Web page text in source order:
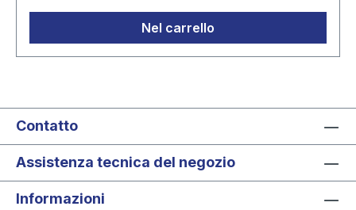
x 36 x 36 x 19,5 cm1 x 41 x 41 x 19,5 cm
Nel carrello
Contatto
Assistenza tecnica del negozio
Informazioni